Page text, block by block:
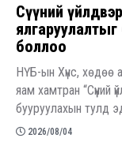
Сүүний
ялгаруулалтыг
боллоо
НҮБ-ын Хүнс, хөдөө
яам хамтран “Сүүний
бууруулахын тулд
2026/08/04